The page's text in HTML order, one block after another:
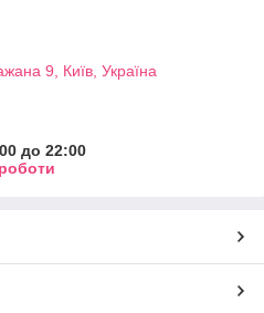
9, Київ, Україна
до 22:00